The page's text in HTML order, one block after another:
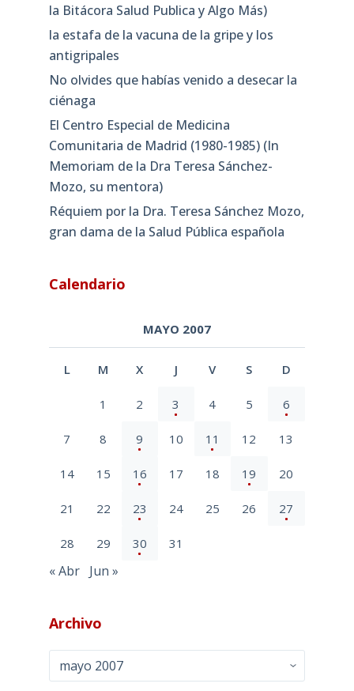
la Bitácora Salud Publica y Algo Más)
la estafa de la vacuna de la gripe y los
antigripales
No olvides que habías venido a desecar la
ciénaga
El Centro Especial de Medicina
Comunitaria de Madrid (1980-1985) (In
Memoriam de la Dra Teresa Sánchez-
Mozo, su mentora)
Réquiem por la Dra. Teresa Sánchez Mozo,
gran dama de la Salud Pública española
Calendario
MAYO 2007
L M X J V S D
1 2 3 4 5 6
7 8 9 10 11 12 13
14 15 16 17 18 19 20
21 22 23 24 25 26 27
28 29 30 31
« Abr Jun »
Archivo